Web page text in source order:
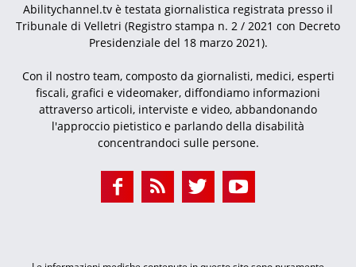
Abilitychannel.tv è testata giornalistica registrata presso il
Tribunale di Velletri (Registro stampa n. 2 / 2021 con Decreto
Presidenziale del 18 marzo 2021).
Con il nostro team, composto da giornalisti, medici, esperti
fiscali, grafici e videomaker, diffondiamo informazioni
attraverso articoli, interviste e video, abbandonando
l'approccio pietistico e parlando della disabilità
concentrandoci sulle persone.